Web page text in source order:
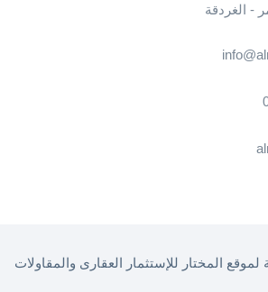
- الغردقة
المختار للإستثمار العقارى والمقاولات